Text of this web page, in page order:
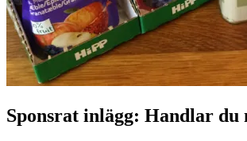
Sponsrat inlägg: Handlar du